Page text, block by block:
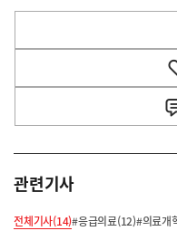
다
음
관련기사
전체기사(14)#응급의료(12)#의료개